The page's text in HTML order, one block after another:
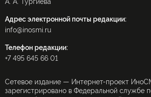
А. А. Тургиева
Адрес электронной почты редакции:
info@inosmi.ru
Телефон редакции:
+7 495 645 66 01
Сетевое издание — Интернет-проект
зарегистрировано в Федеральной службе